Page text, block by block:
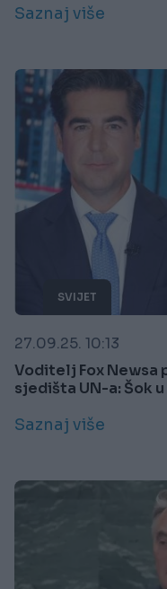
Saznaj više
SVIJET
27.09.25. 10:13
Voditelj Fox Newsa
sjedišta UN-a: Šok
Saznaj više